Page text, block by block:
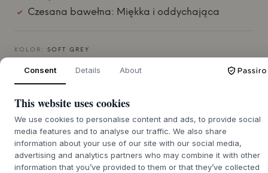
Czesana bawełna: Miękka i oddychająca
KOLOR: SOFT GREY
soft grey
DODAJ DO KOSZYKA
Consent Details About
This website uses cookies
We use cookies to personalise content and ads, to provide social
media features and to analyse our traffic. We also share
information about your use of our site with our social media,
advertising and analytics partners who may combine it with other
information that you’ve provided to them or that they’ve collected